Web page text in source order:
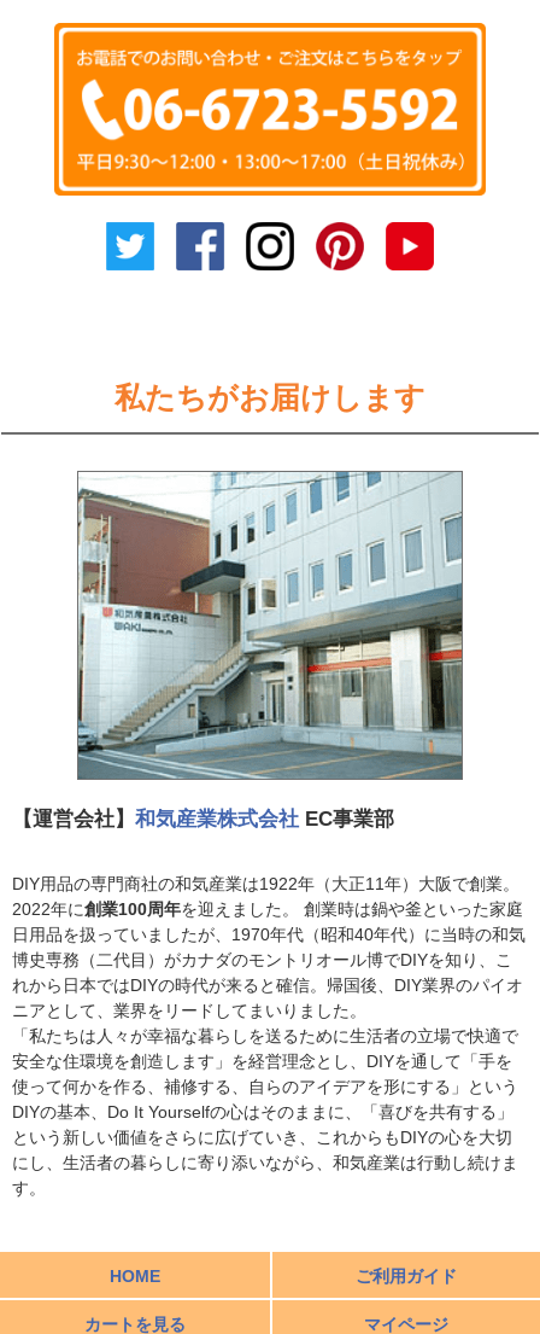
私たちがお届けします
【運営会社】 和気産業株式会社 EC事業部
DIY用品の専門商社の和気産業は1922年（大正11年）大阪で創業。
2022年に創業100周年を迎えました。 創業時は鍋や釜といった家庭
日用品を扱っていましたが、1970年代（昭和40年代）に当時の和気
博史専務（二代目）がカナダのモントリオール博でDIYを知り、こ
れから日本ではDIYの時代が来ると確信。帰国後、DIY業界のパイオ
ニアとして、業界をリードしてまいりました。
「私たちは人々が幸福な暮らしを送るために生活者の立場で快適で
安全な住環境を創造します」を経営理念とし、DIYを通して「手を
使って何かを作る、補修する、自らのアイデアを形にする」という
DIYの基本、Do It Yourselfの心はそのままに、「喜びを共有する」
という新しい価値をさらに広げていき、これからもDIYの心を大切
にし、生活者の暮らしに寄り添いながら、和気産業は行動し続けま
す。
HOME ご利用ガイド
カートを見る マイページ